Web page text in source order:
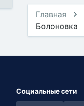
Главная
Болоновка
Социальные сети